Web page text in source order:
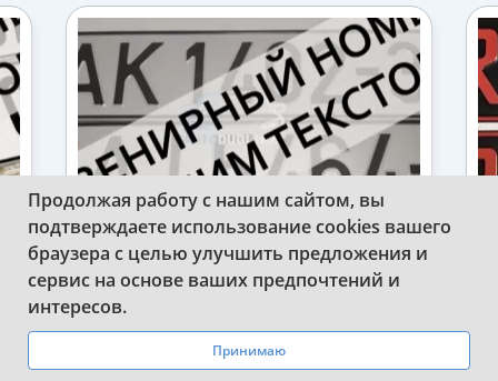
ИЗГОТОВИЛИ СУВЕНИРНЫЕ
НОМЕРНЫЕ ЗНАКИ БЕЛОРУССИИ ДЛЯ
Продолжая работу с нашим сайтом, вы
подтверждаете использование cookies вашего
браузера с целью улучшить предложения и
сервис на основе ваших предпочтений и
интересов.
Принимаю
WhatsApp